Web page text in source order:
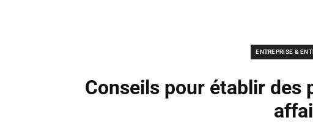
ENTREPRISE &
Conseils pour établir